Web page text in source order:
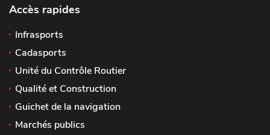
Accès rapides
Infrasports
Cadasports
Unité du Contrôle Routier
Qualité et Construction
Guichet de la navigation
Marchés publics